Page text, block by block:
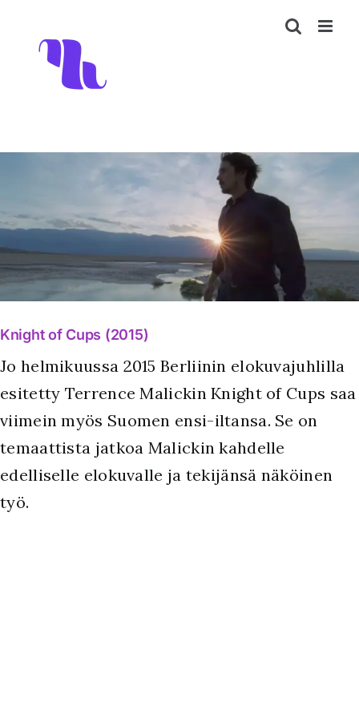
content
Knight of Cups (2015)
Jo helmikuussa 2015 Berliinin elokuvajuhlilla
esitetty Terrence Malickin Knight of Cups saa
viimein myös Suomen ensi-iltansa. Se on
temaattista jatkoa Malickin kahdelle
edelliselle elokuvalle ja tekijänsä näköinen
työ.